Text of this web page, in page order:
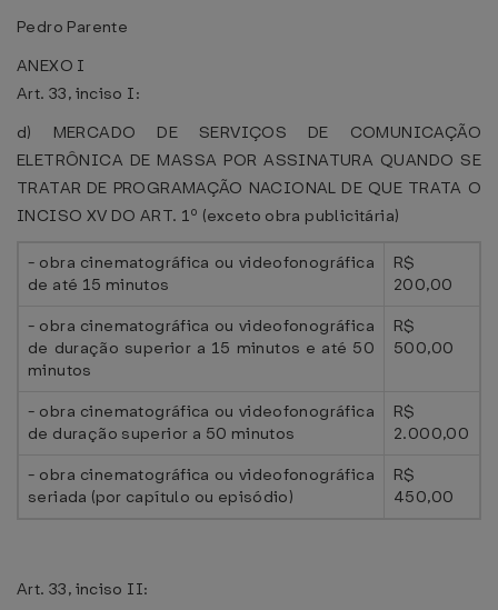
Pedro Parente
ANEXO I
Art. 33, inciso I:
d) MERCADO DE SERVIÇOS DE COMUNICAÇÃO
ELETRÔNICA DE MASSA POR ASSINATURA QUANDO SE
TRATAR DE PROGRAMAÇÃO NACIONAL DE QUE TRATA O
INCISO XV DO ART. 1º (exceto obra publicitária)
- obra cinematográfica ou videofonográfica
de até 15 minutos
R$
200,00
- obra cinematográfica ou videofonográfica
de duração superior a 15 minutos e até 50
minutos
R$
500,00
- obra cinematográfica ou videofonográfica
de duração superior a 50 minutos
R$
2.000,00
- obra cinematográfica ou videofonográfica
seriada (por capítulo ou episódio)
R$
450,00
Art. 33, inciso II: